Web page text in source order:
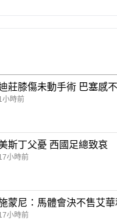
莊膝傷未動手術 巴塞感
小時前
斯丁父憂 西國足總致哀
小時前
蒙尼：馬體會決不售艾
小時前